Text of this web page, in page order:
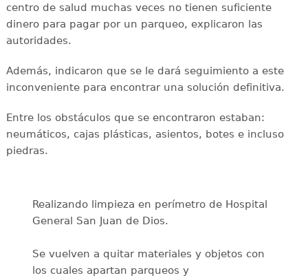
centro de salud muchas veces no tienen suficiente
dinero para pagar por un parqueo, explicaron las
autoridades.
Además, indicaron que se le dará seguimiento a este
inconveniente para encontrar una solución definitiva.
Entre los obstáculos que se encontraron estaban:
neumáticos, cajas plásticas, asientos, botes e incluso
piedras.
Realizando limpieza en perímetro de Hospital
General San Juan de Dios.
Se vuelven a quitar materiales y objetos con
los cuales apartan parqueos y